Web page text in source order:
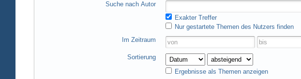
Suche nach Autor
Exakter Treffer
Nur gestartete Themen des Nutzers finden
Im Zeitraum
Sortierung
Ergebnisse als Themen anzeigen